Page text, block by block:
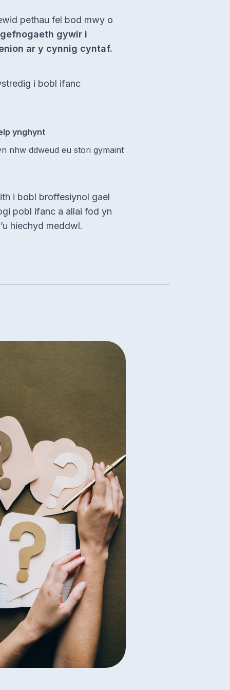
pethau fel bod mwy o
gefnogaeth gywir i
ar y cynnig cyntaf.
i bobl ifanc
ynghynt
nhw ddweud eu stori gymaint
i bobl broffesiynol gael
pobl ifanc a allai fod yn
hiechyd meddwl.